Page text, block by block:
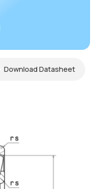
Download Datasheet